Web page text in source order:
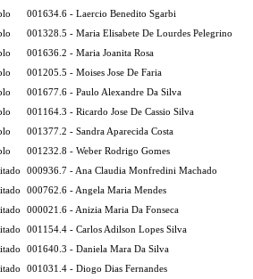
001634.6 - Laercio Benedito Sgarbi
001328.5 - Maria Elisabete De Lourdes Pelegrino
001636.2 - Maria Joanita Rosa
001205.5 - Moises Jose De Faria
001677.6 - Paulo Alexandre Da Silva
001164.3 - Ricardo Jose De Cassio Silva
001377.2 - Sandra Aparecida Costa
001232.8 - Weber Rodrigo Gomes
000936.7 - Ana Claudia Monfredini Machado
000762.6 - Angela Maria Mendes
000021.6 - Anizia Maria Da Fonseca
001154.4 - Carlos Adilson Lopes Silva
001640.3 - Daniela Mara Da Silva
001031.4 - Diogo Dias Fernandes